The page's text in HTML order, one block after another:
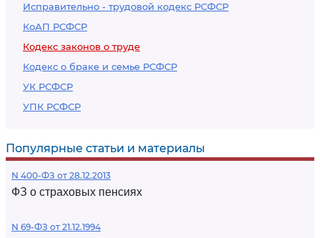
Исправительно - трудовой кодекс РСФСР
КоАП РСФСР
Кодекс законов о труде
Кодекс о браке и семье РСФСР
УК РСФСР
УПК РСФСР
Популярные статьи и материалы
N 400-ФЗ от 28.12.2013
ФЗ о страховых пенсиях
N 69-ФЗ от 21.12.1994